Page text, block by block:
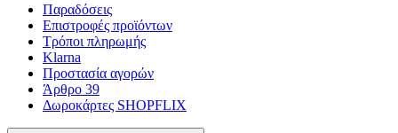
Παραδόσεις
Επιστροφές προϊόντων
Τρόποι πληρωμής
Klarna
Προστασία αγορών
Άρθρο 39
Δωροκάρτες SHOPFLIX